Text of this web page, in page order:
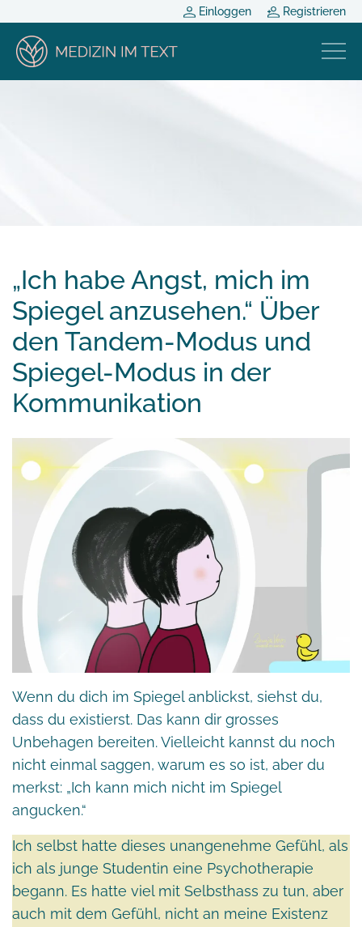
Einloggen Registrieren
„Ich habe Angst, mich im
Spiegel anzusehen.“ Über
den Tandem-Modus und
Spiegel-Modus in der
Kommunikation
Wenn du dich im Spiegel anblickst, siehst du,
dass du existierst. Das kann dir grosses
Unbehagen bereiten. Vielleicht kannst du noch
nicht einmal saggen, warum es so ist, aber du
merkst: „Ich kann mich nicht im Spiegel
angucken.“
Ich selbst hatte dieses unangenehme Gefühl, als
ich als junge Studentin eine Psychotherapie
begann. Es hatte viel mit Selbsthass zu tun, aber
auch mit dem Gefühl, nicht an meine Existenz